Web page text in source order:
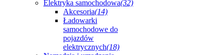
Elektryka samochodowa(32)
Akcesoria(14)
Ładowarki
samochodowe do
pojazdów
elektrycznych(18)